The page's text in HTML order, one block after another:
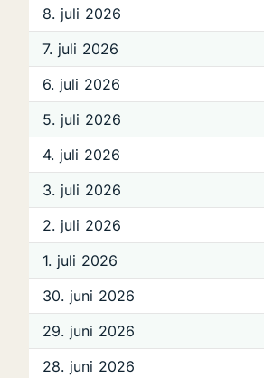
8. juli 2026
7. juli 2026
6. juli 2026
5. juli 2026
4. juli 2026
3. juli 2026
2. juli 2026
1. juli 2026
30. juni 2026
29. juni 2026
28. juni 2026